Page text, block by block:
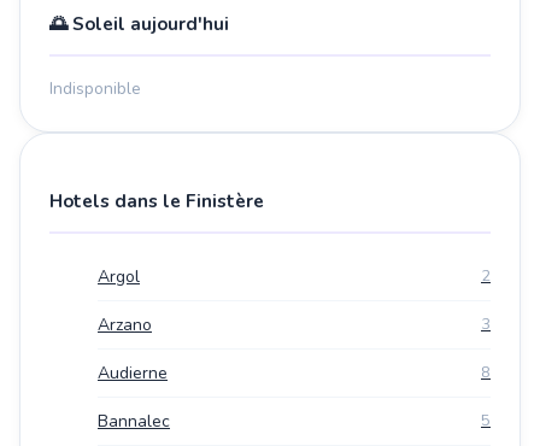
🌅 Soleil aujourd'hui
Indisponible
Hotels dans le Finistère
Argol 2
Arzano 3
Audierne 8
Bannalec 5